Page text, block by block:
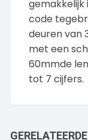
gemakkelijk
code
deuren van
met een
60mmde
tot 7 cijfers.